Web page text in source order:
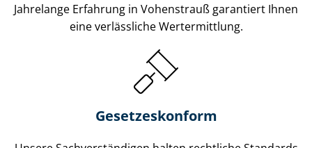
Jahrelange Erfahrung in Vohenstrauß garantiert Ihnen
eine verlässliche Wertermittlung.
Gesetzes­konform